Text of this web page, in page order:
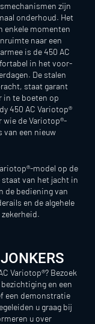
zijn
onderhoud. Het
enkele momenten
naar een
is de 450 AC
in het voor-
De stalen
staat garant
in te boeten op
450 AC Variotop®
wie de Variotop®-
van een nieuw
model op de
van het jacht in
de bediening van
en de algehele
Variotop®? Bezoek
en een
een demonstratie
u graag bij
u over